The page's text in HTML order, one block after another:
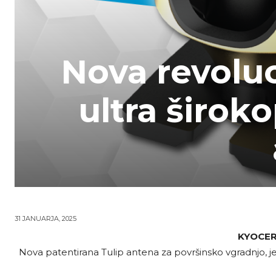
Nova
ultra
31 JANUARJA, 2025
Nova patentirana Tulip antena za površinsko vgradnjo,